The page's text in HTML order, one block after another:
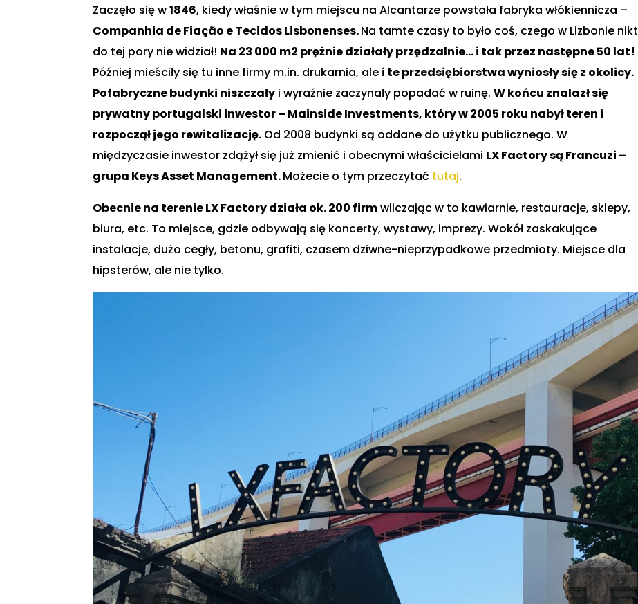
Zaczęło się w1846, kiedy właśnie w tym miejscu na Alcantarze powstała fabryka włókiennicza –
Companhia de Fiação e Tecidos Lisbonenses.Na tamte czasy to było coś, czego w Lizbonie nikt
do tej pory nie widział! Na 23 000 m2 prężnie działały przędzalnie… i tak przez następne 50 lat!
Później mieściły się tu inne firmy m.in. drukarnia, ale i te przedsiębiorstwa wyniosły się z okolicy.
Pofabryczne budynki niszczały i wyraźnie zaczynały popadać w ruinę.W końcu znalazł się
prywatny portugalski inwestor – Mainside Investments, który w 2005 roku nabył teren i
rozpoczął jego rewitalizację. Od 2008 budynki są oddane do użytku publicznego. W
międzyczasie inwestor zdążył się już zmienić i obecnymi właścicielami LX Factory są Francuzi –
grupa Keys Asset Management.Możecie o tym przeczytać tutaj.
Obecnie na terenie LX Factory działa ok. 200 firmwliczając w to kawiarnie, restauracje, sklepy,
biura, etc. To miejsce, gdzie odbywają się koncerty, wystawy, imprezy. Wokół zaskakujące
instalacje, dużo cegły, betonu, grafiti, czasem dziwne-nieprzypadkowe przedmioty. Miejsce dla
hipsterów, ale nie tylko.